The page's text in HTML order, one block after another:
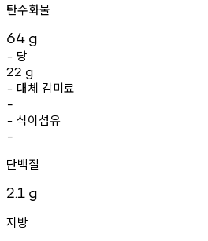
탄수화물
64 g
- 당
22 g
- 대체 감미료
-
- 식이섬유
-
단백질
2.1 g
지방